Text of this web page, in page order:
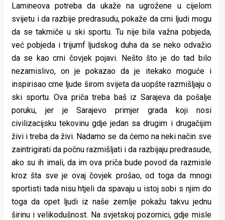
Lamineova potreba da ukaže na ugrožene u cijelom
svijetu i da razbije predrasudu, pokaže da crni ljudi mogu
da se takmiče u ski sportu. Tu nije bila važna pobjeda,
već pobjeda i trijumf ljudskog duha da se neko odvažio
da se kao crni čovjek pojavi. Nešto što je do tad bilo
nezamislivo, on je pokazao da je itekako moguće i
inspirisao crne ljude širom svijeta da uopšte razmišljaju o
ski sportu. Ova priča treba baš iz Sarajeva da pošalje
poruku, jer je Sarajevo primjer grada koji nosi
civilizacijsku tekovinu gdje jedan sa drugim i drugačijim
živi i treba da živi. Nadamo se da ćemo na neki način sve
zaintrigirati da počnu razmišljati i da razbijaju predrasude,
ako su ih imali, da im ova priča bude povod da razmisle
kroz šta sve je ovaj čovjek prošao, od toga da mnogi
sportisti tada nisu htjeli da spavaju u istoj sobi s njim do
toga da opet ljudi iz naše zemlje pokažu takvu jednu
širinu i velikodušnost. Na svjetskoj pozornici, gdje misle